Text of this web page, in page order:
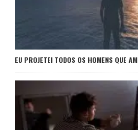
EU PROJETEI TODOS OS HOMENS QUE